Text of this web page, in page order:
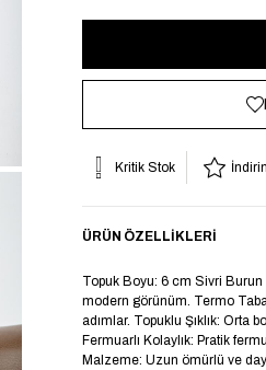
Kritik Stok
ÜRÜN ÖZELLIKLERI
Topuk Boyu: 6 cm Sivri Burun
modern görünüm. Termo
adımlar. Topuklu Şıklık: Orta
Fermuarlı Kolaylık: Pratik
Malzeme: Uzun ömürlü ve